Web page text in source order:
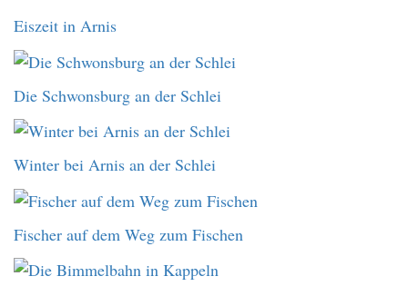
Eiszeit in Arnis
Die Schwonsburg an der Schlei
Winter bei Arnis an der Schlei
Fischer auf dem Weg zum Fischen